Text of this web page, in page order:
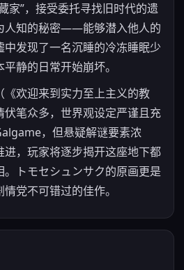
家”，接受委托寻找旧时代的遗
人知的秘密——能够潜入他人的
发现了一名沉睡的冷冻睡眠少
静的日常开始崩坏。
欢迎来到实力至上主义的教
伏笔众多，世界观设定严谨且充
，但悬疑解谜要素浓
进，玩家将逐步揭开这座地下都
トモセシュンサク的原画更是
党不可错过的佳作。